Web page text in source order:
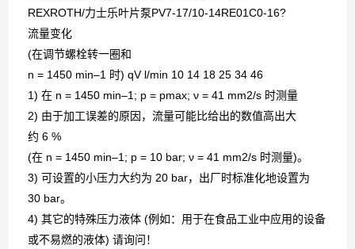
REXROTH/力士乐叶片泵PV7-17/10-14RE01C0-16?
流量变化
(在调节螺栓转一圈和
n = 1450 min–1 时) qV l/min 10 14 18 25 34 46
1) 在 n = 1450 min–1; p = pmax; ν = 41 mm2/s 时测量
2) 由于加工误差的原因，流量可能比给出的数值高出大
约 6 %
(在 n = 1450 min–1; p = 10 bar; ν = 41 mm2/s 时测量)。
3) 可设置的小压力大约为 20 bar，出厂时标准化地设置为
30 bar。
4) 其它的特殊压力液体 (例如：用于在食品工业中应用的设备
或不易燃的液体) 请询问！